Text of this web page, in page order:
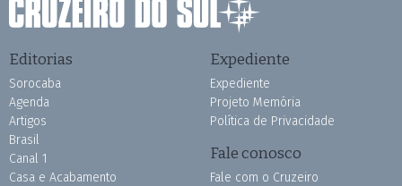
Editorias
Sorocaba
Agenda
Artigos
Brasil
Canal 1
Casa e Acabamento
Expediente
Expediente
Projeto Memória
Política de Privacidade
Fale conosco
Fale com o Cruzeiro